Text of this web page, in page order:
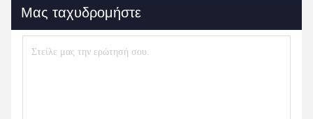
Μας ταχυδρομήστε